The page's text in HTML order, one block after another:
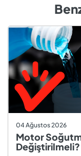
04 Ağustos 2026
Motor
Değiştirilmeli?